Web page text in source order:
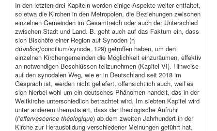
In den letzten drei Kapiteln werden einige Aspekte weiter entfaltet,
so etwa die Kirchen in den Metropolen, die Beziehungen zwischen
einzelnen Gemeinden im Gesamtreich oder auch der Unterschied
zwischen Stadt und Land. B. geht auch auf das Faktum ein, dass
sich Bischöfe einer Region auf Synoden (ἡ
σύνοδος/concilium/synode, 129) getroffen haben, um den
einzelnen Kirchengemeinden die Möglichkeit einzuräumen, effektiv
an notwendigen Beschlüssen teilzunehmen (Kapitel VI). Hinweise
auf den synodalen Weg, wie er in Deutschland seit 2018 im
Gespräch ist, werden nicht geliefert, offensichtlich auch, weil es
sich hierbei wohl um ein deutsches Phänomen handelt, das in der
Weltkirche unterschiedlich betrachtet wird. Im siebten Kapitel wird
unter anderem thematisiert, dass der theologische Aufruhr
(l’effervescence théologique) ab dem zweiten Jahrhundert in der
Kirche zur Herausbildung verschiedener Meinungen geführt hat,